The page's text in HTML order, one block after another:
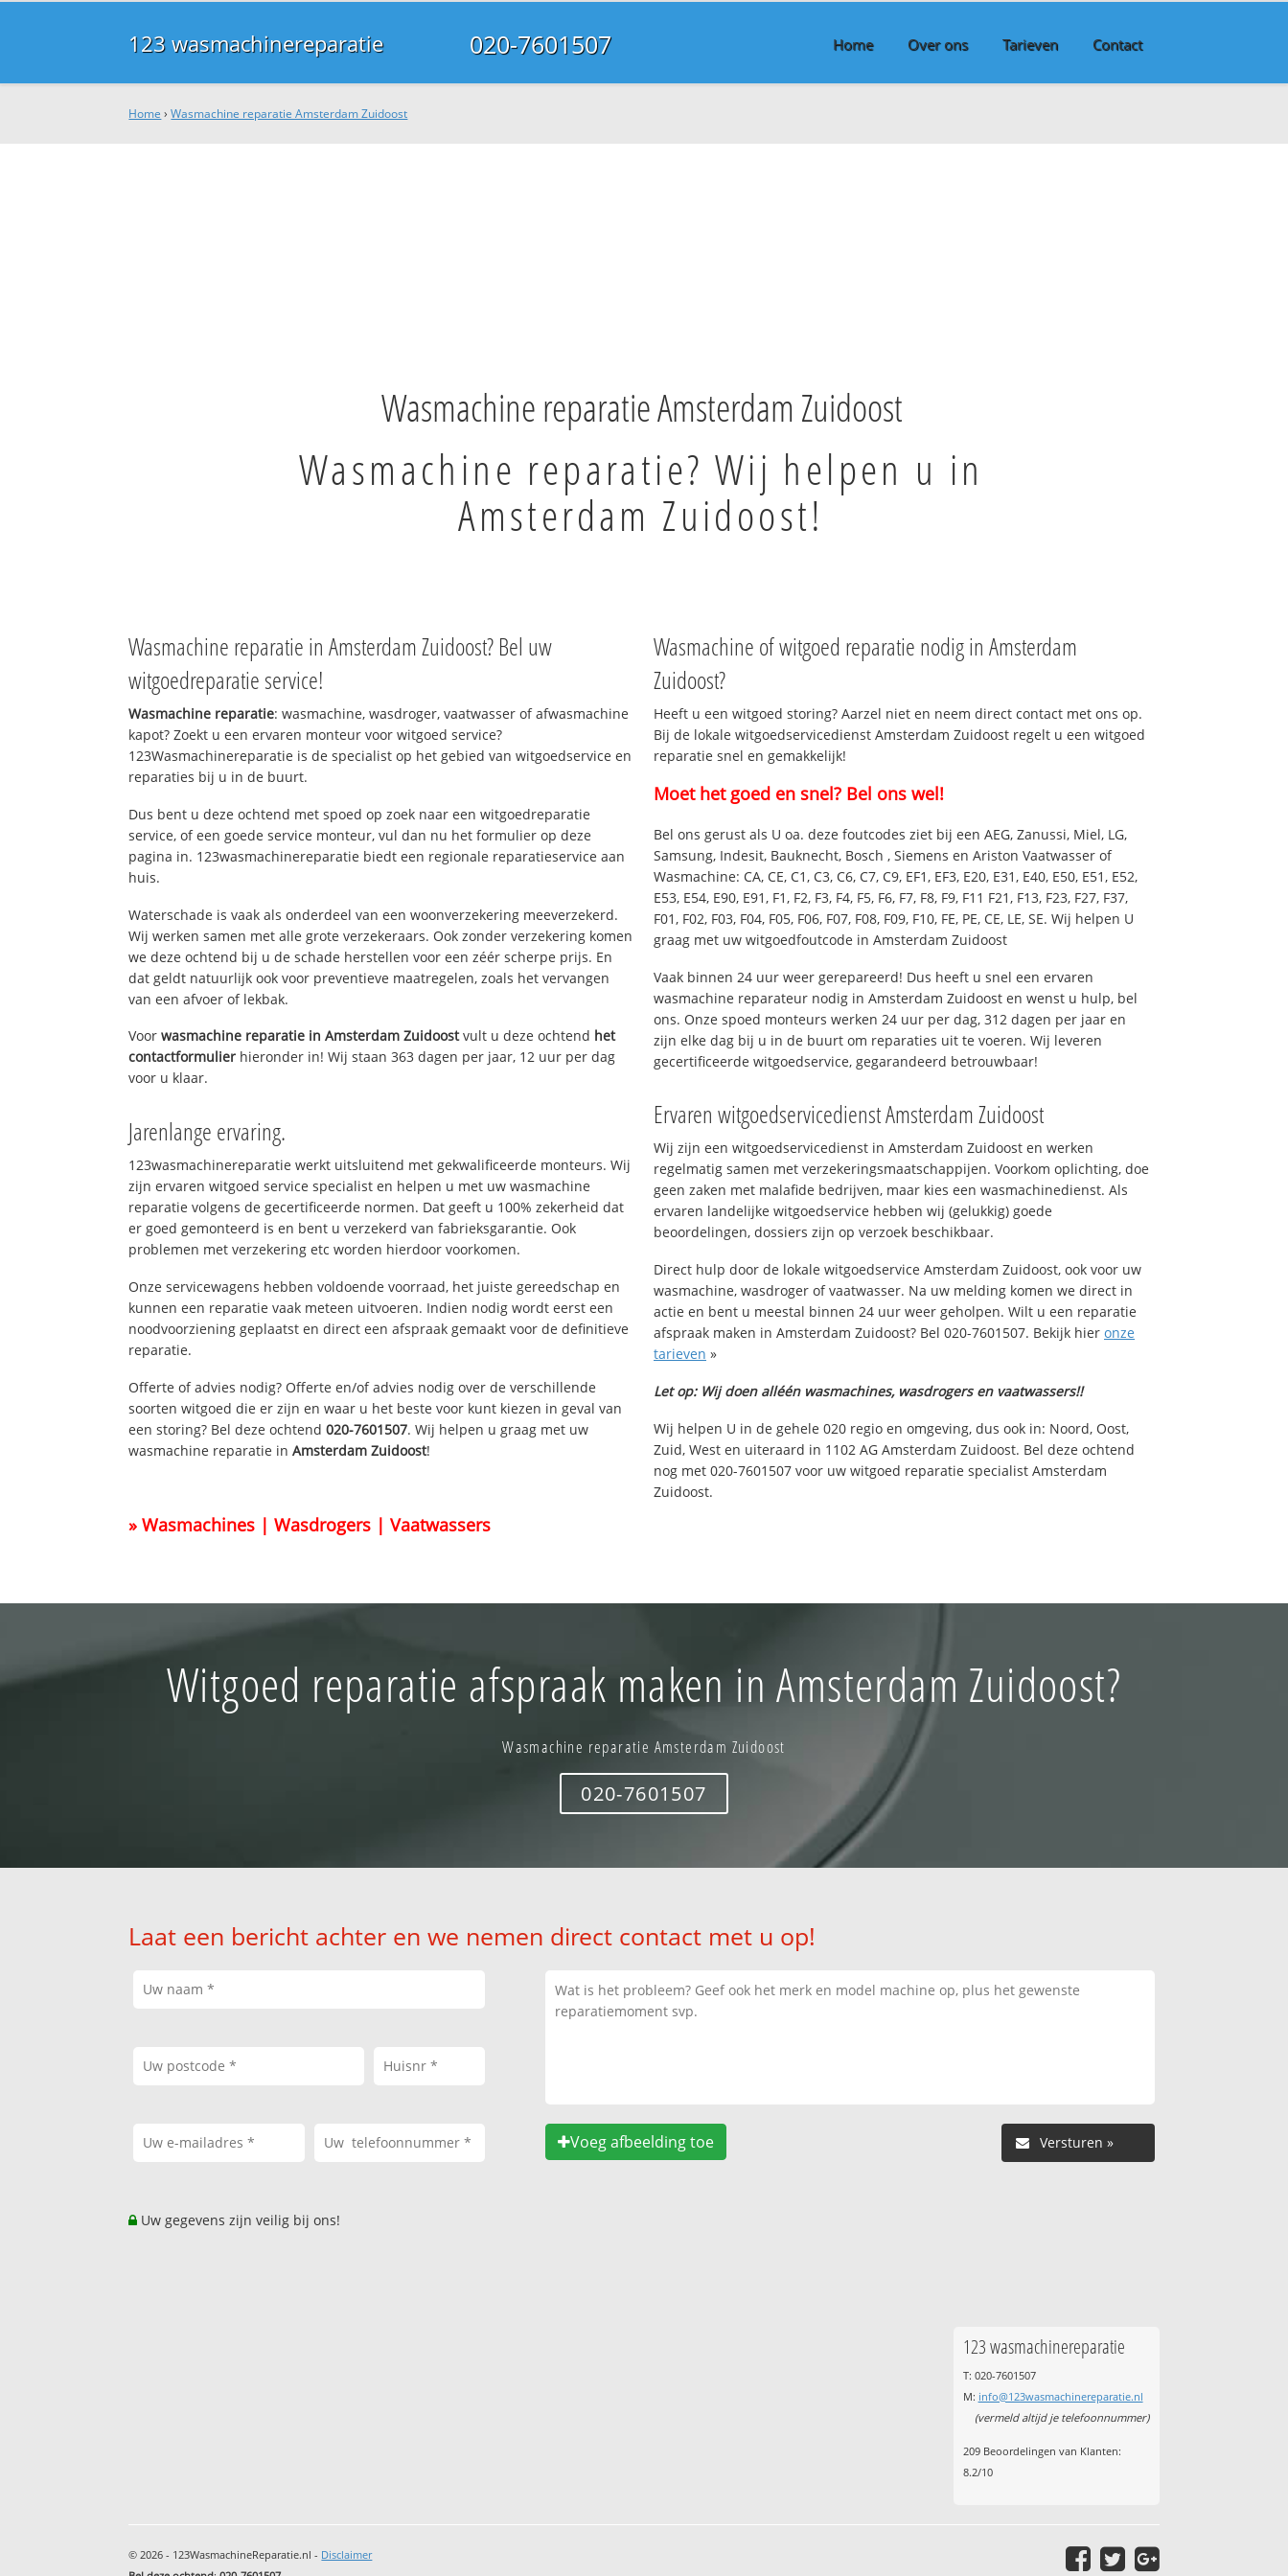
123 wasmachinereparatie 020-7601507 Home Over ons Tarieven Contact
Home ›Wasmachine reparatie Amsterdam Zuidoost
Wasmachine reparatie Amsterdam Zuidoost
Wasmachine reparatie? Wij helpen u in
Amsterdam Zuidoost!
Wasmachine reparatie in Amsterdam Zuidoost? Bel uw
witgoedreparatie service!
Wasmachine reparatie: wasmachine, wasdroger, vaatwasser of afwasmachine
kapot? Zoekt u een ervaren monteur voor witgoed service?
123Wasmachinereparatie is de specialist op het gebied van witgoedservice en
reparaties bij u in de buurt.
Dus bent u deze ochtend met spoed op zoek naar een witgoedreparatie
service, of een goede service monteur, vul dan nu het formulier op deze
pagina in. 123wasmachinereparatie biedt een regionale reparatieservice aan
huis.
Waterschade is vaak als onderdeel van een woonverzekering meeverzekerd.
Wij werken samen met alle grote verzekeraars. Ook zonder verzekering komen
we deze ochtend bij u de schade herstellen voor een zéér scherpe prijs. En
dat geldt natuurlijk ook voor preventieve maatregelen, zoals het vervangen
van een afvoer of lekbak.
Voorwasmachine reparatie in Amsterdam Zuidoostvult u deze ochtend het
contactformulier hieronder in! Wij staan 363 dagen per jaar, 12 uur per dag
voor u klaar.
Jarenlange ervaring.
123wasmachinereparatie werkt uitsluitend met gekwalificeerde monteurs. Wij
zijn ervaren witgoed service specialist en helpen u met uw wasmachine
reparatie volgens de gecertificeerde normen. Dat geeft u 100% zekerheid dat
er goed gemonteerd is en bent u verzekerd van fabrieksgarantie. Ook
problemen met verzekering etc worden hierdoor voorkomen.
Onze servicewagens hebben voldoende voorraad, het juiste gereedschap en
kunnen een reparatie vaak meteen uitvoeren. Indien nodig wordt eerst een
noodvoorziening geplaatst en direct een afspraak gemaakt voor de definitieve
reparatie.
Offerte of advies nodig? Offerte en/of advies nodig over de verschillende
soorten witgoed die er zijn en waar u het beste voor kunt kiezen in geval van
een storing? Bel deze ochtend020-7601507. Wij helpen u graag met uw
wasmachine reparatie inAmsterdam Zuidoost!
» Wasmachines | Wasdrogers | Vaatwassers
Wasmachine of witgoed reparatie nodig in Amsterdam
Zuidoost?
Heeft u een witgoed storing? Aarzel niet en neem direct contact met ons op.
Bij de lokale witgoedservicedienst Amsterdam Zuidoost regelt u een witgoed
reparatie snel en gemakkelijk!
Moet het goed en snel? Bel ons wel!
Bel ons gerust als U oa. deze foutcodes ziet bij een AEG, Zanussi, Miel, LG,
Samsung, Indesit, Bauknecht, Bosch , Siemens en Ariston Vaatwasser of
Wasmachine: CA, CE, C1, C3, C6, C7, C9, EF1, EF3, E20, E31, E40, E50, E51, E52,
E53, E54, E90, E91, F1, F2, F3, F4, F5, F6, F7, F8, F9, F11 F21, F13, F23, F27, F37,
F01, F02, F03, F04, F05, F06, F07, F08, F09, F10, FE, PE, CE, LE, SE. Wij helpen U
graag met uw witgoedfoutcode in Amsterdam Zuidoost
Vaak binnen 24 uur weer gerepareerd! Dus heeft u snel een ervaren
wasmachine reparateur nodig in Amsterdam Zuidoost en wenst u hulp, bel
ons. Onze spoed monteurs werken 24 uur per dag, 312 dagen per jaar en
zijn elke dag bij u in de buurt om reparaties uit te voeren. Wij leveren
gecertificeerde witgoedservice, gegarandeerd betrouwbaar!
Ervaren witgoedservicedienst Amsterdam Zuidoost
Wij zijn een witgoedservicedienst in Amsterdam Zuidoost en werken
regelmatig samen met verzekeringsmaatschappijen. Voorkom oplichting, doe
geen zaken met malafide bedrijven, maar kies een wasmachinedienst. Als
ervaren landelijke witgoedservice hebben wij (gelukkig) goede
beoordelingen, dossiers zijn op verzoek beschikbaar.
Direct hulp door de lokale witgoedservice Amsterdam Zuidoost, ook voor uw
wasmachine, wasdroger of vaatwasser. Na uw melding komen we direct in
actie en bent u meestal binnen 24 uur weer geholpen. Wilt u een reparatie
afspraak maken in Amsterdam Zuidoost? Bel 020-7601507. Bekijk hier onze
tarieven »
Let op: Wij doen alléén wasmachines, wasdrogers en vaatwassers!!
Wij helpen U in de gehele 020 regio en omgeving, dus ook in: Noord, Oost,
Zuid, West en uiteraard in 1102 AG Amsterdam Zuidoost. Bel deze ochtend
nog met 020-7601507 voor uw witgoed reparatie specialist Amsterdam
Zuidoost.
Witgoed reparatie afspraak maken in Amsterdam Zuidoost?
Wasmachine reparatie Amsterdam Zuidoost
020-7601507
Laat een bericht achter en we nemen direct contact met u op!
Voeg afbeelding toe
Uw gegevens zijn veilig bij ons!
123 wasmachinereparatie
T: 020-7601507
M: info@123wasmachinereparatie.nl
(vermeld altijd je telefoonnummer)
209Beoordelingen van Klanten:
8.2/10
© 2026 - 123WasmachineReparatie.nl - Disclaimer